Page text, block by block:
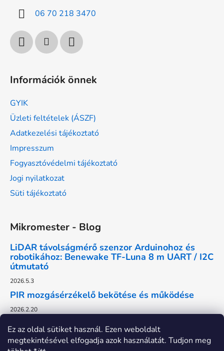
Ez az oldal sütiket használ. Ezen weboldalt
megtekintésével elfogadja azok használatát. Tudjon meg
06 70 218 3470
Információk önnek
GYIK
Üzleti feltételek (ÁSZF)
Adatkezelési tájékoztató
Impresszum
Fogyasztóvédelmi tájékoztató
Jogi nyilatkozat
Süti tájékoztató
Mikromester - Blog
LiDAR távolságmérő szenzor Arduinohoz és
robotikához: Benewake TF-Luna 8 m UART / I2C
útmutató
2026.5.3
PIR mozgásérzékelő bekötése és működése
2026.2.20